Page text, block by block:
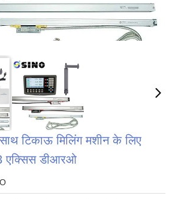
टिकाऊ मिलिंग मशीन के लिए
एक्सिस डीआरओ